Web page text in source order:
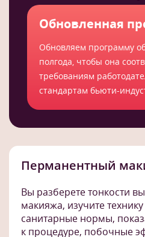
Обновленная
Обновляем программу
полгода, чтобы она
требованиям
стандартам бьюти-
Перманентный
Вы разберете тонкости
макияжа, изучите
санитарные нормы,
к процедуре, побочные